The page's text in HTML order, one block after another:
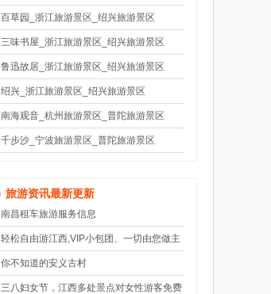
百草园_浙江旅游景区_绍兴旅游景区
三味书屋_浙江旅游景区_绍兴旅游景区
鲁迅故居_浙江旅游景区_绍兴旅游景区
绍兴_浙江旅游景区_绍兴旅游景区
南海观音_杭州旅游景区_普陀旅游景区
千步沙_宁波旅游景区_普陀旅游景区
旅游资讯最新更新
南昌租车旅游服务信息
轻松自由游江西,VIP小包团、一切由您做主
你不知道的安义古村
三八妇女节，江西多处景点对女性游客免费